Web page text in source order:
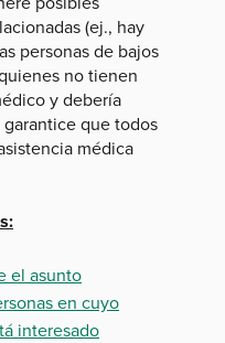
(ej., hay
personas de bajos
no tienen
y debería
que todos
médica
el asunto
en cuyo
interesado